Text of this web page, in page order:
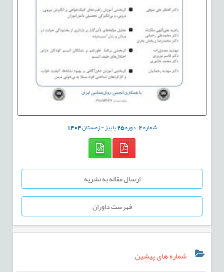
شماره2 دوره25پاییز - زمستان1404
ارسال مقاله به نشریه
فهرست داوران
شماره های پیشین